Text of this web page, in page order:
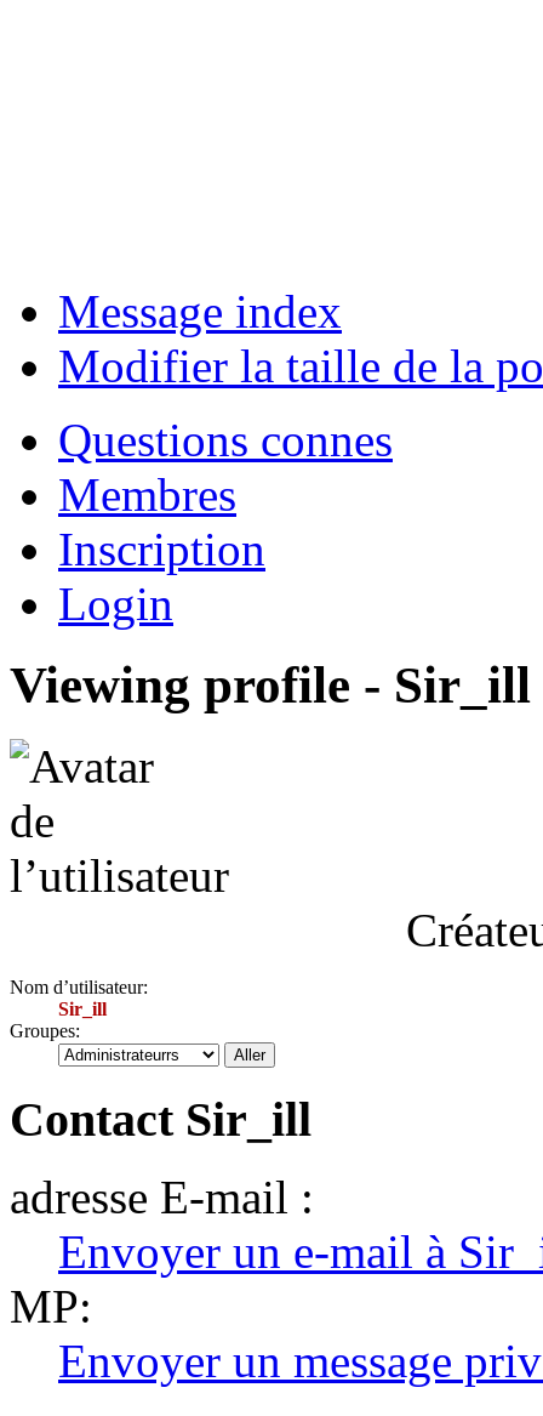
Message index
Modifier la taille de la
Questions connes
Membres
Inscription
Login
Viewing profile - Sir_ill
Nom d’utilisateur:
Sir_ill
Groupes:
Contact Sir_ill
adresse E-mail :
Envoyer un e-mail à
MP:
Envoyer un message